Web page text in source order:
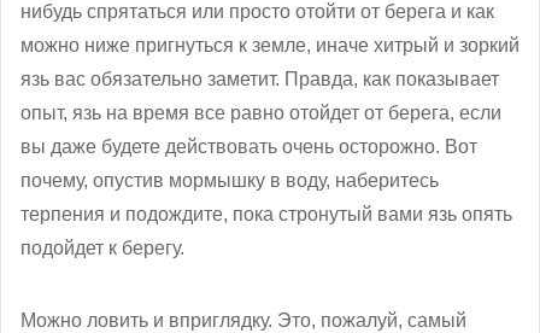
нибудь спрятаться или просто отойти от берега и как
можно ниже пригнуться к земле, иначе хитрый и зоркий
язь вас обязательно заметит. Правда, как показывает
опыт, язь на время все равно отойдет от берега, если
вы даже будете действовать очень осторожно. Вот
почему, опустив мормышку в воду, наберитесь
терпения и подождите, пока стронутый вами язь опять
подойдет к берегу.
Можно ловить и вприглядку. Это, пожалуй, самый